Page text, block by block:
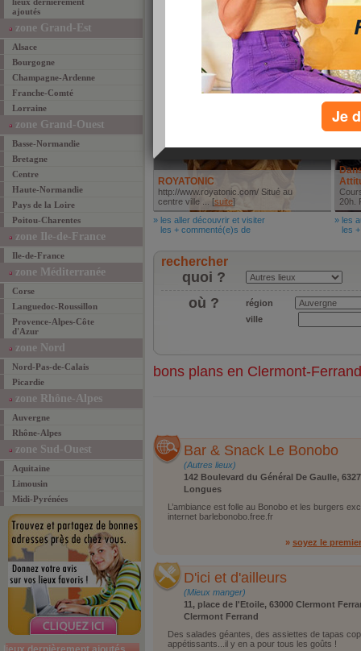
ajoutés
zone Grand-Est
Alsace
Bourgogne
Champagne-Ardenne
Franche-Comté
Lorraine
zone Grand-Ouest
Basse-Normandie
Bretagne
Centre
Haute-Normandie
Pays de la Loire
Poitou-Charentes
zone Ile-de-France
Ile-de-France
zone Méditerranée
Corse
Languedoc-Roussillon
Provence-Alpes-Côte
d'Azur
zone Nord
Nord-Pas-de-Calais
Picardie
zone Rhône-Alpes
Auvergne
Rhône-Alpes
zone Sud-Ouest
Aquitaine
Limousin
Midi-Pyrénées
suite ]
» les mieux manger
les + commenté(e)s de
suite
Aller découvrir et visiter
ROYATONIC
http://www.royatonic.com/ Situé au
centre ville ... [suite]
» les aller découvrir et visiter
les + commenté(e)s de
20h.
» les
les +
rechercher
quoi ?
où ?
région
ville
bons plans en Clermont-Ferrand
Bar & Snack Le Bonobo
(Autres lieux)
142 Boulevard du Général De Gaulle,
Longues
L’ambiance est folle au Bonobo et les burgers
internet barlebonobo.free.fr
» soyez le
D'ici et d'ailleurs
(Mieux manger)
11, place de l'Etoile, 63000 Clermont
Clermont Ferrand
Des salades géantes, des assiettes de tapas
appétissants...il y en a pour tous les goûts !
Je